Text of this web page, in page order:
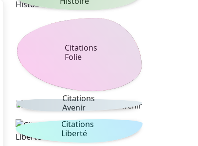
Citations
Folie
Citations
Avenir
Citations
Liberté